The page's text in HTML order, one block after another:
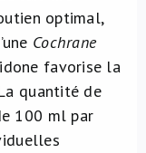
optimal,
Cochrane
favorise la
quantité de
100 ml par